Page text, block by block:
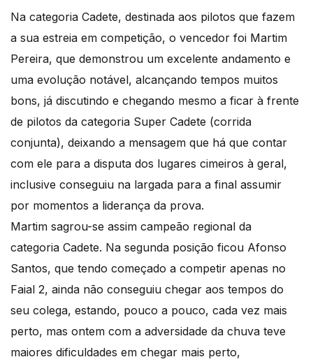
Na categoria Cadete, destinada aos pilotos que fazem
a sua estreia em competição, o vencedor foi Martim
Pereira, que demonstrou um excelente andamento e
uma evolução notável, alcançando tempos muitos
bons, já discutindo e chegando mesmo a ficar à frente
de pilotos da categoria Super Cadete (corrida
conjunta), deixando a mensagem que há que contar
com ele para a disputa dos lugares cimeiros à geral,
inclusive conseguiu na largada para a final assumir
por momentos a liderança da prova.
Martim sagrou-se assim campeão regional da
categoria Cadete. Na segunda posição ficou Afonso
Santos, que tendo começado a competir apenas no
Faial 2, ainda não conseguiu chegar aos tempos do
seu colega, estando, pouco a pouco, cada vez mais
perto, mas ontem com a adversidade da chuva teve
maiores dificuldades em chegar mais perto,